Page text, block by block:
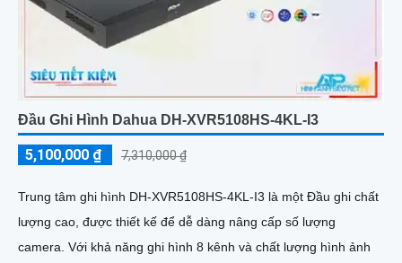
Đầu Ghi Hình Dahua DH-XVR5108HS-4KL-I3
5,100,000 ₫ 7,310,000 ₫
Trung tâm ghi hình DH-XVR5108HS-4KL-I3 là một Đầu ghi chất
lượng cao, được thiết kế để dễ dàng nâng cấp số lượng
camera. Với khả năng ghi hình 8 kênh và chất lượng hình ảnh